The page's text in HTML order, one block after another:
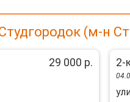
(м-н
29 000 р. 2-